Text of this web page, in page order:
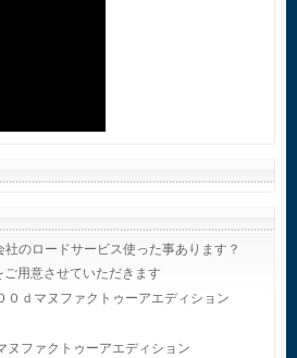
のロードサービス使った事あります？
用意させていただきます
０ｄマヌファクトゥーアエディション
ヌファクトゥーアエディション